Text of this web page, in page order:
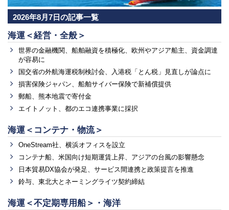
2026年8月7日の記事一覧
海運＜経営・全般＞
世界の金融機関、船舶融資を積極化、欧州やアジア船主、資金調達
が容易に
国交省の外航海運税制検討会、入港税「とん税」見直しが論点に
損害保険ジャパン、船舶サイバー保険で新補償提供
郵船、熊本地震で寄付金
エイトノット、都のエコ連携事業に採択
海運＜コンテナ・物流＞
OneStream社、横浜オフィスを設立
コンテナ船、米国向け短期運賃上昇、アジアの台風の影響懸念
日本貿易DX協会が発足、サービス間連携と政策提言を推進
鈴与、東北大とネーミングライツ契約締結
海運＜不定期専用船＞・海洋